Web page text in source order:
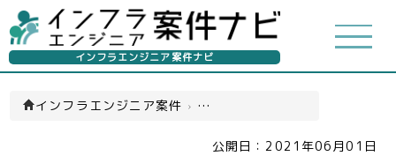
インフラエンジニア案件ナビ
インフラエンジニア案件 › ネットワークエンジニア(一覧)
公開日： 2021年06月01日